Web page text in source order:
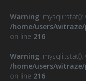
Warning:
/home/users/
on line 216
Warning:
/home/users/
on line 216